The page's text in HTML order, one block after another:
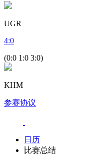
UGR
4:0
(0:0 1:0 3:0)
KHM
参赛协议
日历
比赛总结